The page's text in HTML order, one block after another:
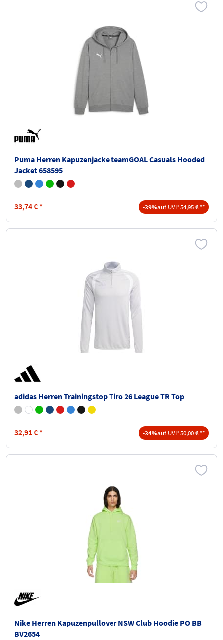
Puma Herren Kapuzenjacke teamGOAL Casuals Hooded
Jacket 658595
33,74€ * -39%auf UVP 54,95 € **
adidas Herren Trainingstop Tiro 26 League TR Top
32,91€ * -34%auf UVP 50,00 € **
Nike Herren Kapuzenpullover NSW Club Hoodie PO BB
BV2654